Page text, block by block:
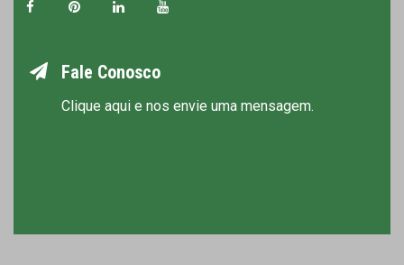
Fale Conosco
Clique aqui e nos envie uma mensagem.